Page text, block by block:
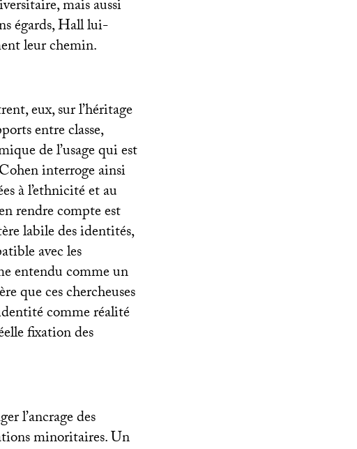
mais aussi
égards, Hall lui-
leur chemin.
eux, sur l’héritage
entre classe,
de l’usage qui est
interroge ainsi
à l’ethnicité et au
rendre compte est
labile des identités,
avec les
entendu comme un
que ces chercheuses
comme réalité
fixation des
l’ancrage des
minoritaires. Un